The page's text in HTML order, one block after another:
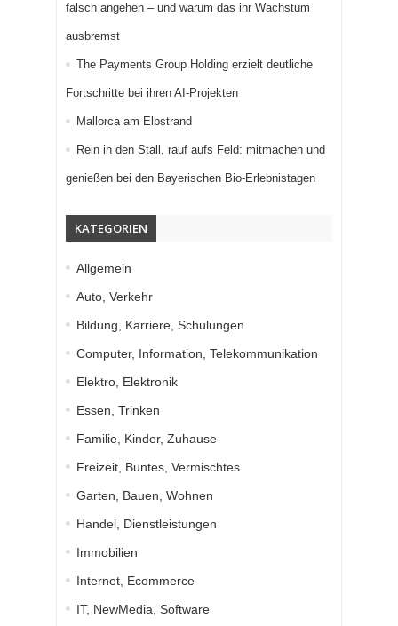
falsch angehen – und warum das ihr Wachstum
ausbremst
The Payments Group Holding erzielt deutliche
Fortschritte bei ihren AI-Projekten
Mallorca am Elbstrand
Rein in den Stall, rauf aufs Feld: mitmachen und
genießen bei den Bayerischen Bio-Erlebnistagen
KATEGORIEN
Allgemein
Auto, Verkehr
Bildung, Karriere, Schulungen
Computer, Information, Telekommunikation
Elektro, Elektronik
Essen, Trinken
Familie, Kinder, Zuhause
Freizeit, Buntes, Vermischtes
Garten, Bauen, Wohnen
Handel, Dienstleistungen
Immobilien
Internet, Ecommerce
IT, NewMedia, Software